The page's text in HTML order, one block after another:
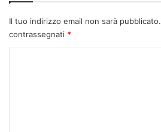
Il tuo indirizzo email non sarà pubblicato.
contrassegnati *